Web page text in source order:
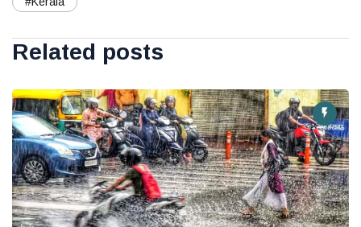
Related posts